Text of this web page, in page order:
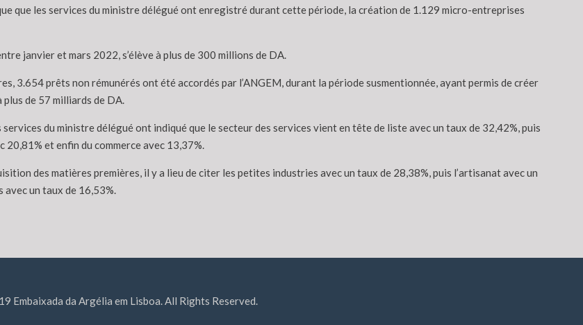
que les services du ministre délégué ont enregistré durant cette période, la création de 1.129 micro-entreprises
janvier et mars 2022, s’élève à plus de 300 millions de DA.
3.654 prêts non rémunérés ont été accordés par l’ANGEM, durant la période susmentionnée, ayant permis de créer
de 57 milliards de DA.
du ministre délégué ont indiqué que le secteur des services vient en tête de liste avec un taux de 32,42%, puis
et enfin du commerce avec 13,37%.
des matières premières, il y a lieu de citer les petites industries avec un taux de 28,38%, puis l’artisanat avec un
avec un taux de 16,53%.
Embaixada da Argélia em Lisboa. All Rights Reserved.